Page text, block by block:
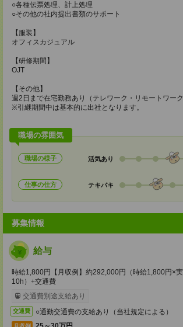
○各種伝票処理、計上処理
○その他の社内提出書類のサポート
【服装】
オフィスカジュアル
【研修期間】
OJT
【その他】
週2日まで在宅勤務あり（テレワーク・リモートワーク
※引継期間中は基本的に出社となります。
職場の雰囲気
職場の様子 活気あり
仕事の仕方 テキパキ
募集情報
給与
時給1,800円【月収例】約292,000円（時給1,800円×
10h）+交通費
交通費別途支給あり
交通費 ○通勤交通費の支給あり（当社規定による）